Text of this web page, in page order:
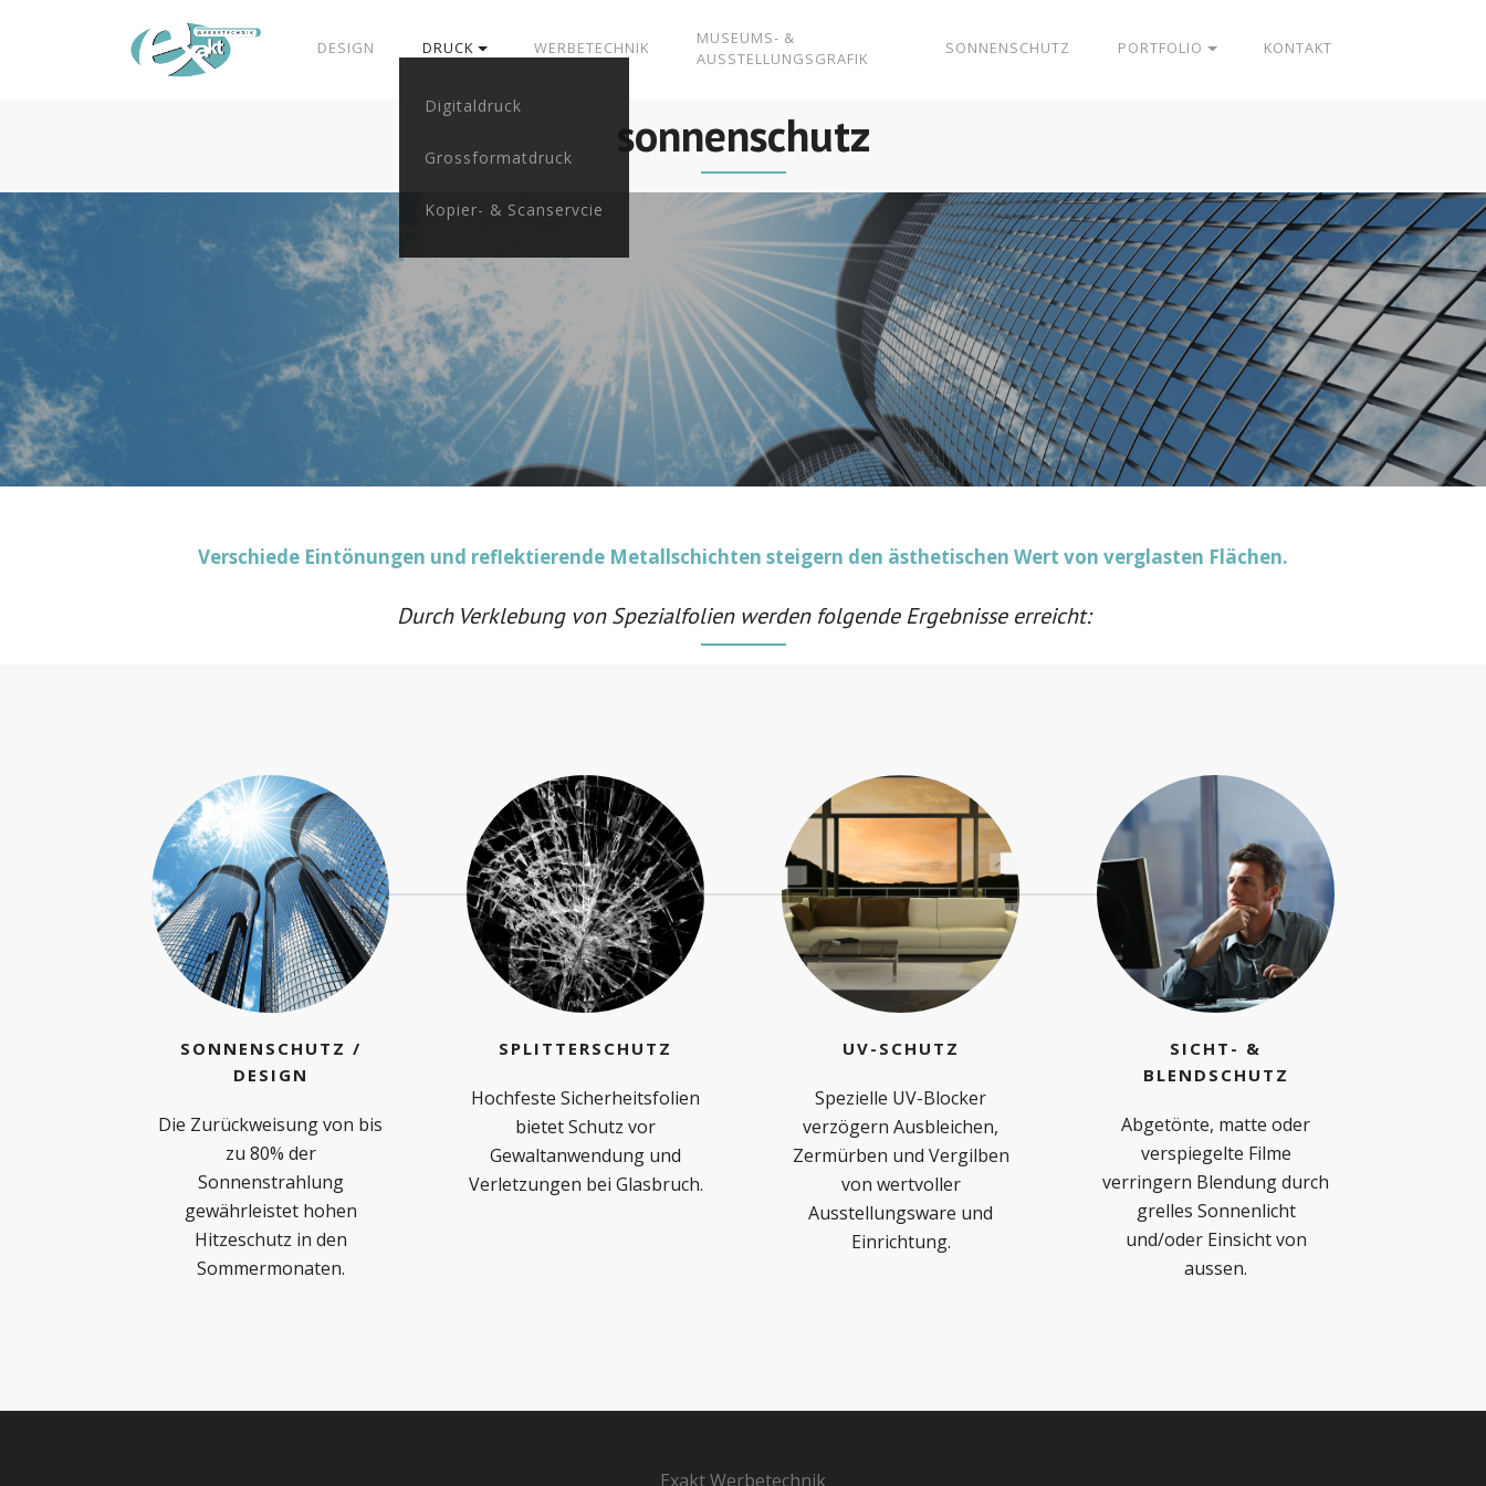
DESIGN DRUCK
Digitaldruck
Grossformatdruck
Kopier- & Scanservcie
WERBETECHNIK
MUSEUMS- &
AUSSTELLUNGSGRAFIK
SONNENSCHUTZ PORTFOLIO KONTAKT
sonnenschutz
Verschiede Eintönungen und reflektierende Metallschichten steigern den ästhetischen Wert von verglasten Flächen.
Durch Verklebung von Spezialfolien werden folgende Ergebnisse erreicht:
SONNENSCHUTZ /
DESIGN
Die Zurückweisung von bis
zu 80% der
Sonnenstrahlung
gewährleistet hohen
Hitzeschutz in den
Sommermonaten.
SPLITTERSCHUTZ
Hochfeste Sicherheitsfolien
bietet Schutz vor
Gewaltanwendung und
Verletzungen bei Glasbruch.
UV-SCHUTZ
Spezielle UV-Blocker
verzögern Ausbleichen,
Zermürben und Vergilben
von wertvoller
Ausstellungsware und
Einrichtung.
SICHT- &
BLENDSCHUTZ
Abgetönte, matte oder
verspiegelte Filme
verringern Blendung durch
grelles Sonnenlicht
und/oder Einsicht von
aussen.
Exakt Werbetechnik